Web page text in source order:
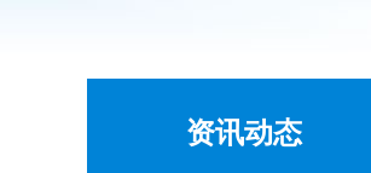
资讯动态